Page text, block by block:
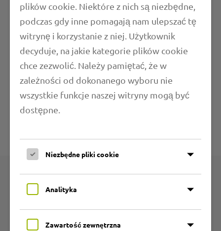
Właściwości
Długość
Zakresy zastosowań
Dodatkowe informacje
Dane techniczne
Produkty
plików cookie. Niektóre z nich są niezbędne,
podczas gdy inne pomagają nam ulepszać tę
witrynę i korzystanie z niej. Użytkownik
decyduje, na jakie kategorie plików cookie
chce zezwolić. Należy pamiętać, że w
zależności od dokonanego wyboru nie
wszystkie funkcje naszej witryny mogą być
dostępne.
Niezbędne pliki cookie
Analityka
Zawartość zewnętrzna